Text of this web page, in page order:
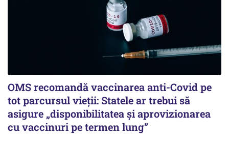
OMS recomandă vaccinarea anti-Covid pe
tot parcursul vieții: Statele ar trebui să
asigure „disponibilitatea și aprovizionarea
cu vaccinuri pe termen lung”